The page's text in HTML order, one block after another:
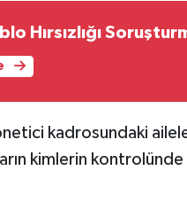
Hırsızlığı
kadrosundaki
kimlerin